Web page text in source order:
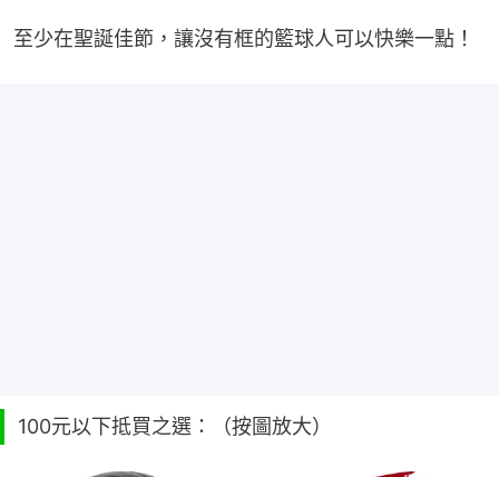
至少在聖誕佳節，讓沒有框的籃球人可以快樂一點！
100元以下抵買之選：（按圖放大）